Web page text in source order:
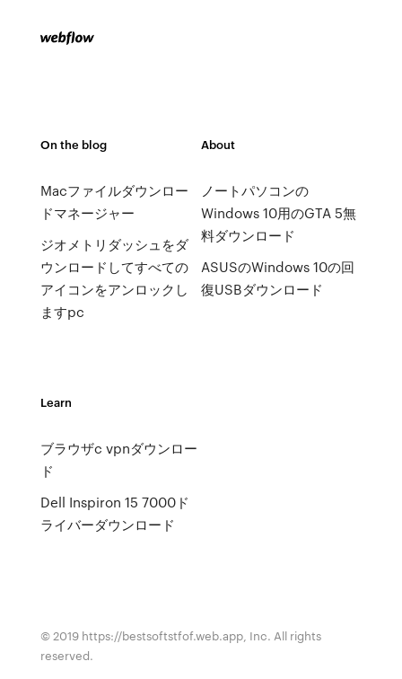
On the blog
Macファイルダウンロー
ドマネージャー
ジオメトリダッシュをダ
ウンロードしてすべての
アイコンをアンロックし
ますpc
About
ノートパソコンの
Windows 10用のGTA 5無
料ダウンロード
ASUSのWindows 10の回
復USBダウンロード
Learn
ブラウザc vpnダウンロー
ド
Dell Inspiron 15 7000ド
ライバーダウンロード
© 2019 https://bestsoftstfof.web.app, Inc. All rights
reserved.